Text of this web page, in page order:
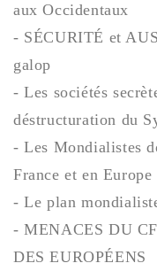
aux Occidentaux
- SÉCURITÉ et
galop
- Les sociétés
déstructuration du
- Les Mondialistes
France et en Europe
- Le plan
- MENACES DU
DES EUROPÉENS